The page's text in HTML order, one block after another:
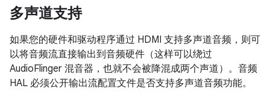
多声道支持
如果您的硬件和驱动程序通过 HDMI 支持多声道音频，则可
以将音频流直接输出到音频硬件（这样可以绕过
AudioFlinger 混音器，也就不会被降混成两个声道）。音频
HAL 必须公开输出流配置文件是否支持多声道音频功能。